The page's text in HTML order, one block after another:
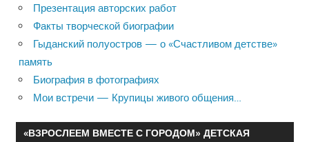
Презентация авторских работ
Факты творческой биографии
Гыданский полуостров — о «Счастливом детстве»
память
Биография в фотографиях
Мои встречи — Крупицы живого общения…
«ВЗРОСЛЕЕМ ВМЕСТЕ С ГОРОДОМ» ДЕТСКАЯ